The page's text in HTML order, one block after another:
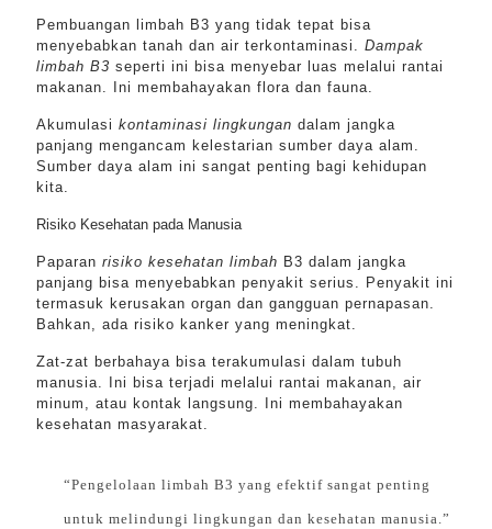
Pembuangan limbah B3 yang tidak tepat bisa
menyebabkan tanah dan air terkontaminasi. Dampak
limbah B3 seperti ini bisa menyebar luas melalui rantai
makanan. Ini membahayakan flora dan fauna.
Akumulasi kontaminasi lingkungan dalam jangka
panjang mengancam kelestarian sumber daya alam.
Sumber daya alam ini sangat penting bagi kehidupan
kita.
Risiko Kesehatan pada Manusia
Paparan risiko kesehatan limbah B3 dalam jangka
panjang bisa menyebabkan penyakit serius. Penyakit ini
termasuk kerusakan organ dan gangguan pernapasan.
Bahkan, ada risiko kanker yang meningkat.
Zat-zat berbahaya bisa terakumulasi dalam tubuh
manusia. Ini bisa terjadi melalui rantai makanan, air
minum, atau kontak langsung. Ini membahayakan
kesehatan masyarakat.
“Pengelolaan limbah B3 yang efektif sangat penting
untuk melindungi lingkungan dan kesehatan manusia.”